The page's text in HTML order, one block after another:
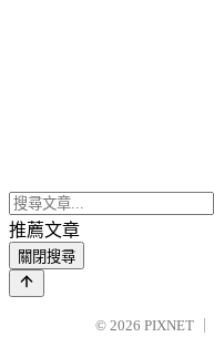
推薦文章
關閉搜尋
© 2026 PIXNET